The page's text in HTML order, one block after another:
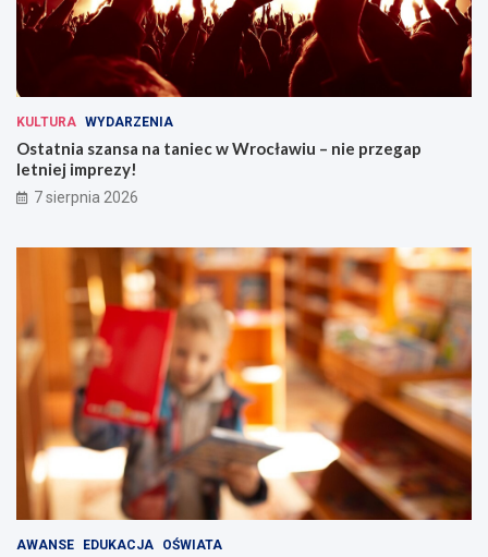
KULTURA WYDARZENIA
Ostatnia szansa na taniec w Wrocławiu – nie przegap
letniej imprezy!
7 sierpnia 2026
AWANSE EDUKACJA OŚWIATA